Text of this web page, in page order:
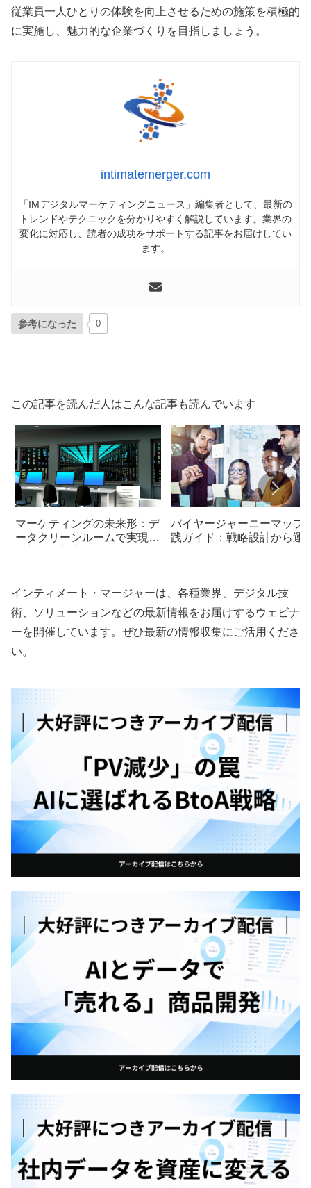
従業員一人ひとりの体験を向上させるための施策を積極的
に実施し、魅力的な企業づくりを目指しましょう。
intimatemerger.com
「IMデジタルマーケティングニュース」編集者として、最新の
トレンドやテクニックを分かりやすく解説しています。業界の
変化に対応し、読者の成功をサポートする記事をお届けしてい
ます。
参考になった 0
この記事を読んだ人はこんな記事も読んでいます
マーケティングの未来形：デ
ータクリーンルームで実現す
バイヤージャーニーマップ
践ガイド：戦略設計から運
インティメート・マージャーは、各種業界、デジタル技
術、ソリューションなどの最新情報をお届けするウェビナ
ーを開催しています。ぜひ最新の情報収集にご活用くださ
い。